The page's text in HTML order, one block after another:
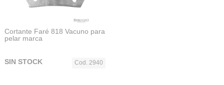
Cortante Faré 818 Vacuno para
pelar marca
Cod. 2940
SIN STOCK